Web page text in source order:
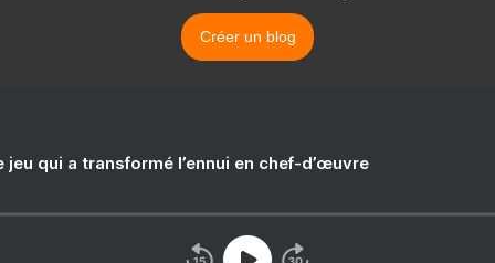
Créer un blog
jeu qui a transformé l’ennui en chef-d’œuvre